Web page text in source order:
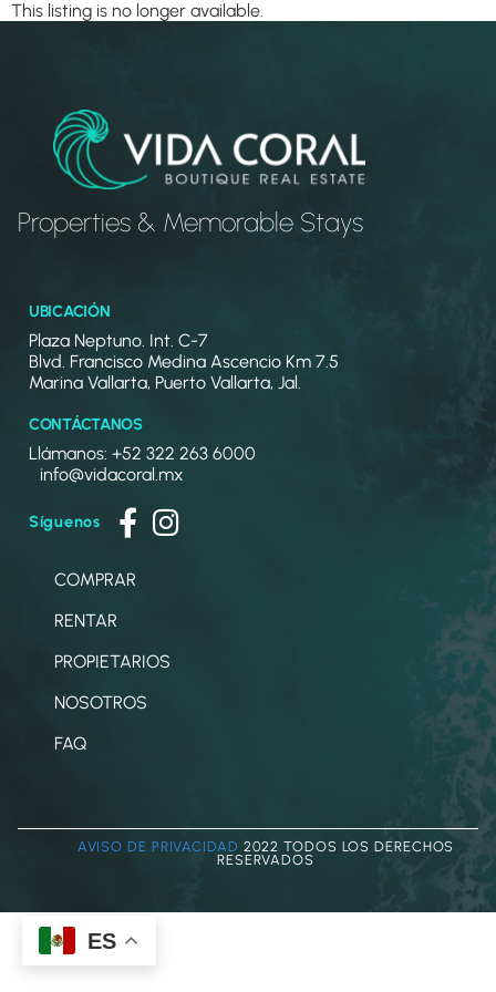
This listing is no longer available.
Properties & Memorable Stays
UBICACIÓN
Plaza Neptuno. Int. C-7
Blvd. Francisco Medina Ascencio Km 7.5
Marina Vallarta, Puerto Vallarta, Jal.
CONTÁCTANOS
Llámanos: +52 322 263 6000
info@vidacoral.mx
Síguenos
COMPRAR
RENTAR
PROPIETARIOS
NOSOTROS
FAQ
AVISO DE PRIVACIDAD 2022 TODOS LOS DERECHOS
RESERVADOS
ES